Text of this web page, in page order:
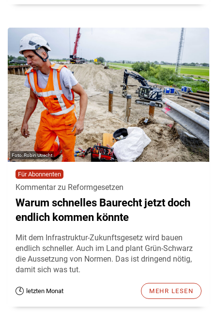
Robin Utrecht
Für Abonnenten
Kommentar zu Reformgesetzen
Warum schnelles Baurecht jetzt doch
endlich kommen könnte
Mit dem Infrastruktur-Zukunftsgesetz wird bauen
endlich schneller. Auch im Land plant Grün-Schwarz
die Aussetzung von Normen. Das ist dringend nötig,
damit sich was tut.
letzten Monat MEHR LESEN